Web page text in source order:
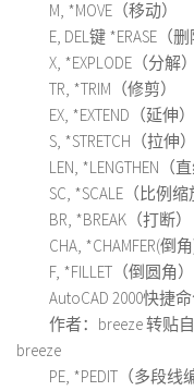
M, *MOVE（移动）
E, DEL键 *ERASE（删
X, *EXPLODE（分解）
TR, *TRIM（修剪）
EX, *EXTEND（延伸）
S, *STRETCH（拉伸）
LEN, *LENGTHEN（直
SC, *SCALE（比例缩
BR, *BREAK（打断）
CHA, *CHAMFER(倒
F, *FILLET（倒圆角）
AutoCAD 2000快捷命
作者：breeze 转贴自
breeze
PE, *PEDIT（多段线编